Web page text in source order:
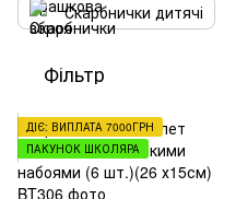
Скарбнички дитячі
Фільтр
ДІЄ: ВИПЛАТА 7000ГРН
ПАКУНОК ШКОЛЯРА